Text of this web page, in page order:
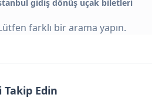
gidiş dönüş uçak biletleri
farklı bir arama yapın.
Takip Edin